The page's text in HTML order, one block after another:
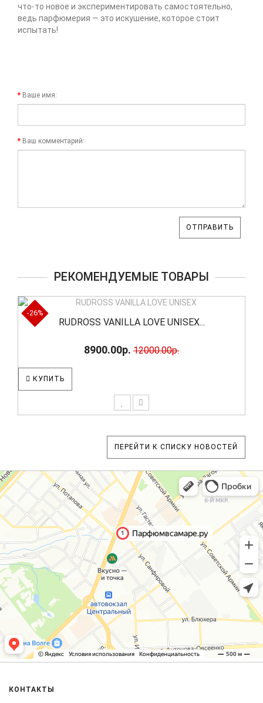
что-то новое и экспериментировать самостоятельно,
ведь парфюмерия — это искушение, которое стоит
испытать!
Ваше имя:
Ваш комментарий:
ОТПРАВИТЬ
РЕКОМЕНДУЕМЫЕ ТОВАРЫ
-26%
RUDROSS VANILLA LOVE UNISEX...
8900.00р. 12000.00р.
КУПИТЬ
ПЕРЕЙТИ К СПИСКУ НОВОСТЕЙ
КОНТАКТЫ